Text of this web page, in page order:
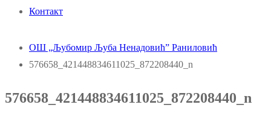
Контакт
ОШ „Љубомир Љуба Ненадовић” Раниловић
576658_421448834611025_872208440_n
576658_421448834611025_872208440_n